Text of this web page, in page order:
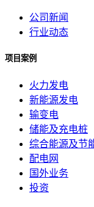
公司新闻
行业动态
项目案例
火力发电
新能源发电
输变电
储能及充电桩
综合能源及节
配电网
国外业务
投资